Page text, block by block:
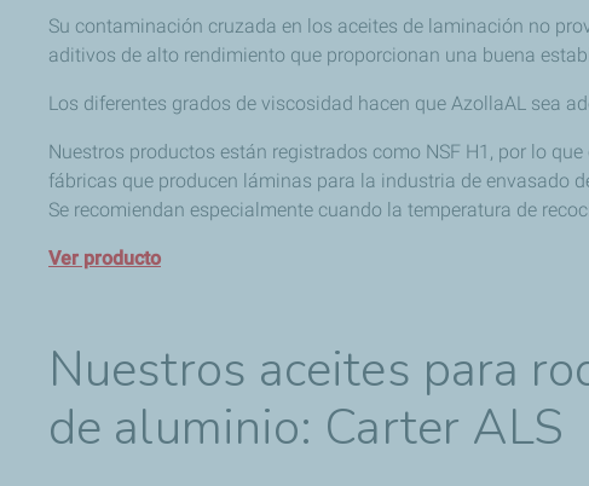
Su contaminación cruzada en los aceites de laminación no
aditivos de alto rendimiento que proporcionan una buena
Los diferentes grados de viscosidad hacen que AzollaAL sea
Nuestros productos están registrados como NSF H1, por lo
fábricas que producen láminas para la industria de envasado
Se recomiendan especialmente cuando la temperatura de
Ver producto
Nuestros aceites para
de aluminio: Carter ALS